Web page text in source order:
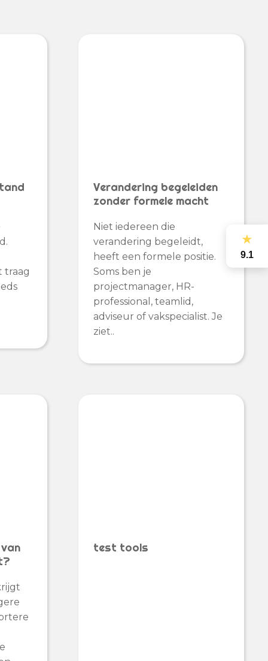
traag
Verandering begeleiden
zonder formele macht
Niet iedereen die
verandering begeleidt,
heeft een formele positie.
Soms ben je
projectmanager, HR-
professional, teamlid,
adviseur of vakspecialist. Je
ziet..
test tools
★
9.1